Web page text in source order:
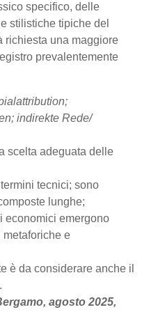
specifico, delle
stilistiche tipiche del
richiesta una maggiore
prevalentemente
indirekte Rede/
scelta adeguata delle
tecnici; sono
lunghe;
economici emergono
e
è da considerare anche il
2025,